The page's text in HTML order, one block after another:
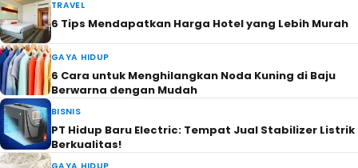
TRAVEL
6 Tips Mendapatkan Harga Hotel yang Lebih Murah
GAYA HIDUP
6 Cara untuk Menghilangkan Noda Kuning di Baju
Berwarna dengan Mudah
BISNIS
PT Hidup Baru Electric: Tempat Jual Stabilizer Listrik
Berkualitas!